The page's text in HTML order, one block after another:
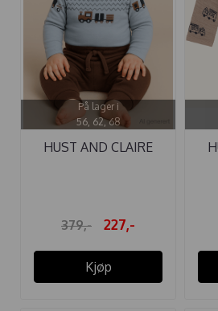
På lager i
56, 62, 68
HUST AND CLAIRE
379,- 227,-
Kjøp